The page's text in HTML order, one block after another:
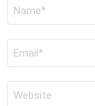
mail
*